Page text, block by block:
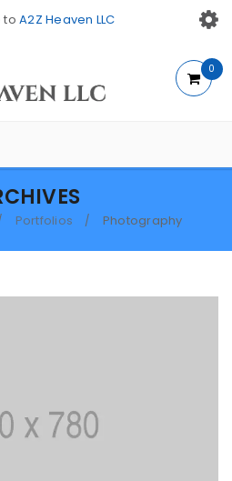
toA2Z Heaven LLC
0
Portfolios / Photography